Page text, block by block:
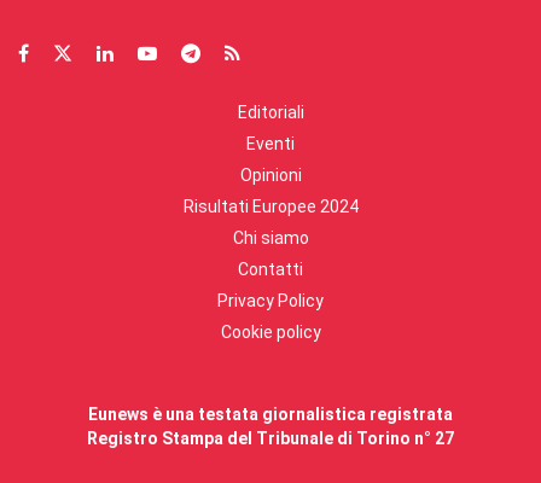
Editoriali
Eventi
Opinioni
Risultati Europee 2024
Chi siamo
Contatti
Privacy Policy
Cookie policy
Eunews è una testata giornalistica registrata
Registro Stampa del Tribunale di Torino n° 27